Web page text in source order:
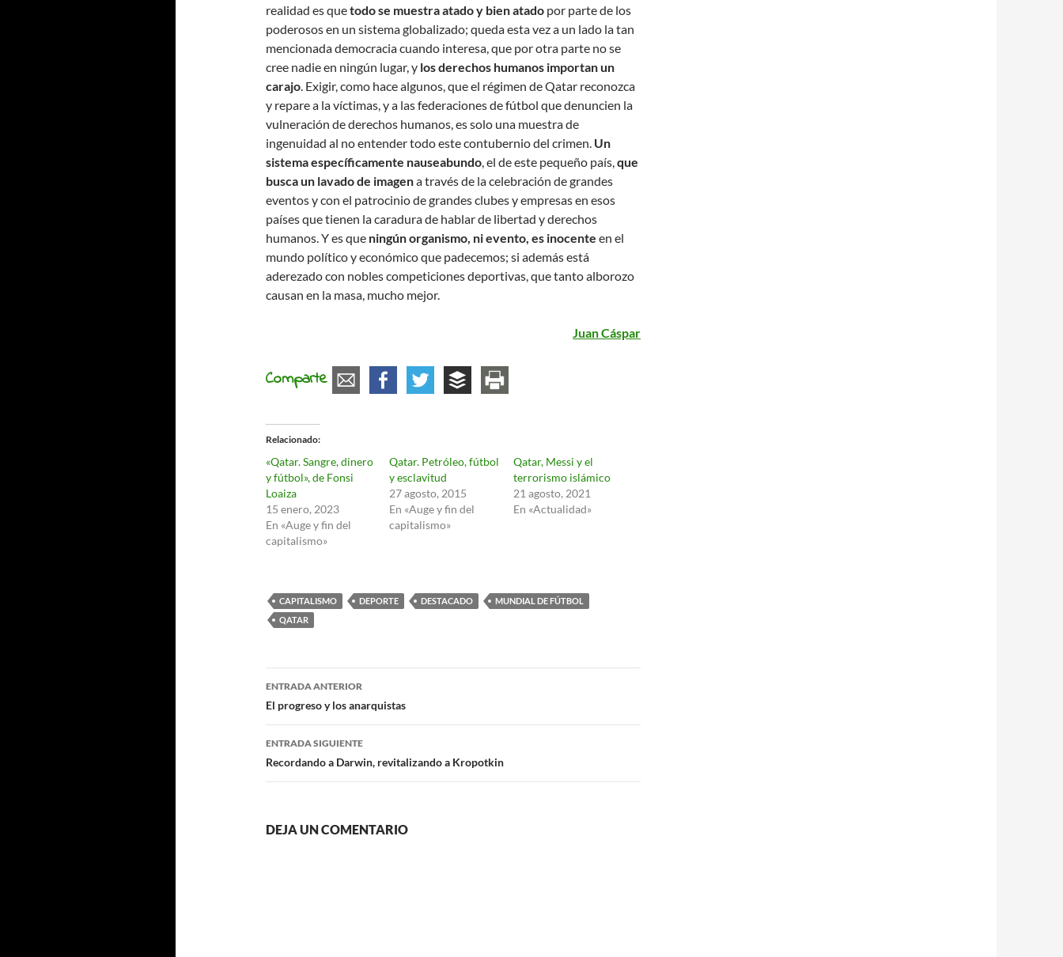
realidad es quetodo se muestra atado y bien atado por parte de los
poderosos en un sistema globalizado; queda esta vez a un lado la tan
mencionada democracia cuando interesa, que por otra parte no se
cree nadie en ningún lugar, y los derechos humanos importan un
carajo. Exigir, como hace algunos, que el régimen de Qatar reconozca
y repare a la víctimas, y a las federaciones de fútbol que denuncien la
vulneración de derechos humanos, es solo una muestra de
ingenuidad al no entender todo este contubernio del crimen. Un
sistema específicamente nauseabundo, el de este pequeño país,que
busca un lavado de imagena través de la celebración de grandes
eventos y con el patrocinio de grandes clubes y empresas en esos
países que tienen la caradura de hablar de libertad y derechos
humanos. Y es que ningún organismo, ni evento, es inocente en el
mundo político y económico que padecemos; si además está
aderezado con nobles competiciones deportivas, que tanto alborozo
causan en la masa, mucho mejor.
Juan Cáspar
Comparte
Relacionado
«Qatar. Sangre, dinero
y fútbol», de Fonsi
Loaiza
15 enero, 2023
En «Auge y fin del
capitalismo»
Qatar. Petróleo, fútbol
y esclavitud
27 agosto, 2015
En «Auge y fin del
capitalismo»
Qatar, Messi y el
terrorismo islámico
21 agosto, 2021
En «Actualidad»
CAPITALISMO DEPORTE DESTACADO
MUNDIAL DE FÚTBOL
QATAR
Navegación
de
entradas
ENTRADA ANTERIOR
El progreso y los anarquistas
ENTRADA SIGUIENTE
Recordando a Darwin, revitalizando a Kropotkin
DEJA UN COMENTARIO